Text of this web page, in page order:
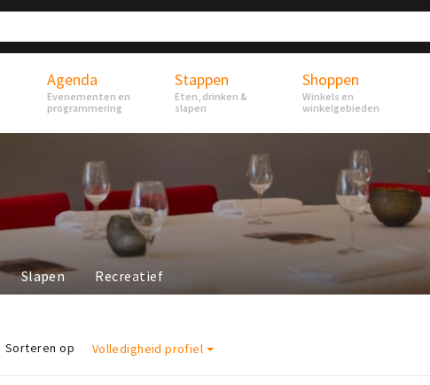
Agenda
Evenementen en
programmering
Stappen
Eten, drinken &
slapen
Shoppen
Winkels en
winkelgebieden
Slapen Recreatief
Sorteren op Volledigheid profiel